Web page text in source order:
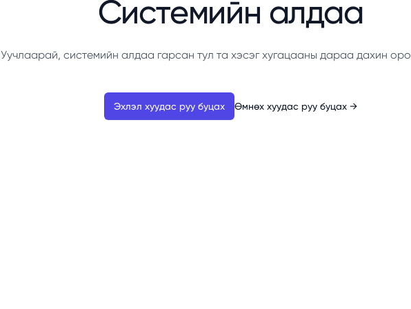
Системийн алдаа
Уучлаарай, системийн алдаа гарсан тул та хэсэг хугацааны дараа дахин
Эхлэл хуудас руу буцах Өмнөх хуудас руу буцах →